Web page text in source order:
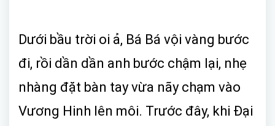
Dưới bầu trời oi ả, Bá Bá vội vàng bước
đi, rồi dần dần anh bước chậm lại, nhẹ
nhàng đặt bàn tay vừa nãy chạm vào
Vương Hinh lên môi. Trước đây, khi Đại